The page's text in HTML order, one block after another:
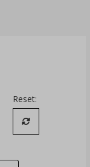
między literami
interlinię i margines
Reset:
Przywróć